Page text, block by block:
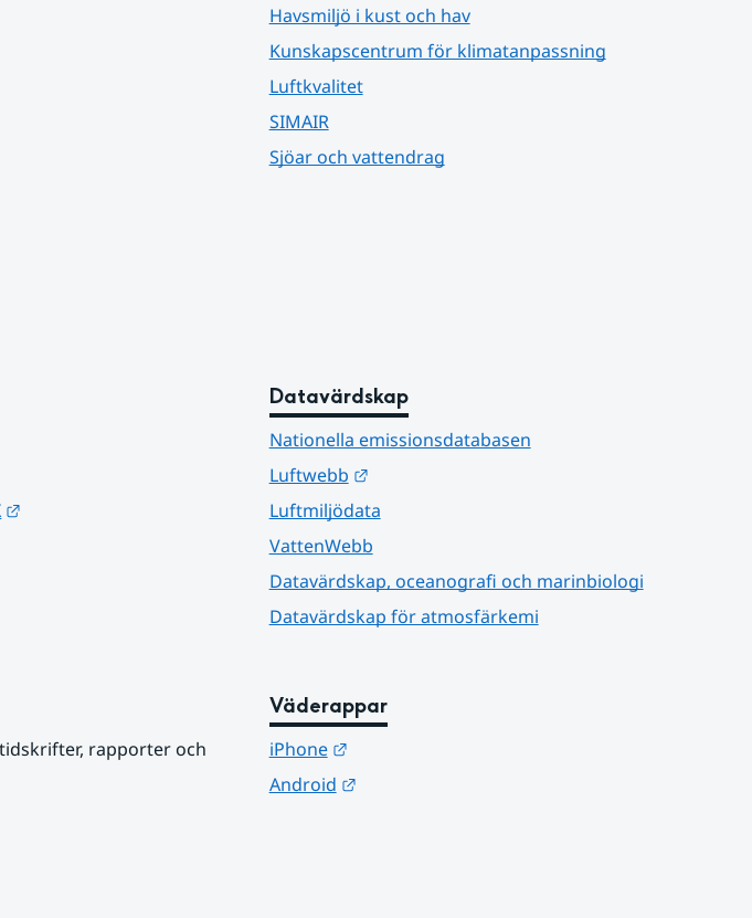
Havsmiljö i kust och hav
Kunskapscentrum för klimatanpassning
Luftkvalitet
SIMAIR
Sjöar och vattendrag
Datavärdskap
Nationella emissionsdatabasen
Luftwebb
Länk till annan webbplats.
Luftmiljödata
VattenWebb
Datavärdskap, oceanografi och marinbiologi
Datavärdskap för atmosfärkemi
rapporter och
Väderappar
iPhone
Länk till annan webbplats.
Android
Länk till annan webbplats.